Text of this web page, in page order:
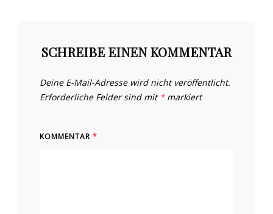
SCHREIBE EINEN KOMMENTAR
Deine E-Mail-Adresse wird nicht veröffentlicht.
Erforderliche Felder sind mit *markiert
KOMMENTAR *